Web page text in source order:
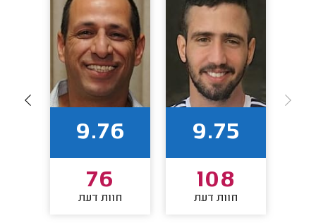
9.75
108
חוות דעת
9.76
76
חוות דעת